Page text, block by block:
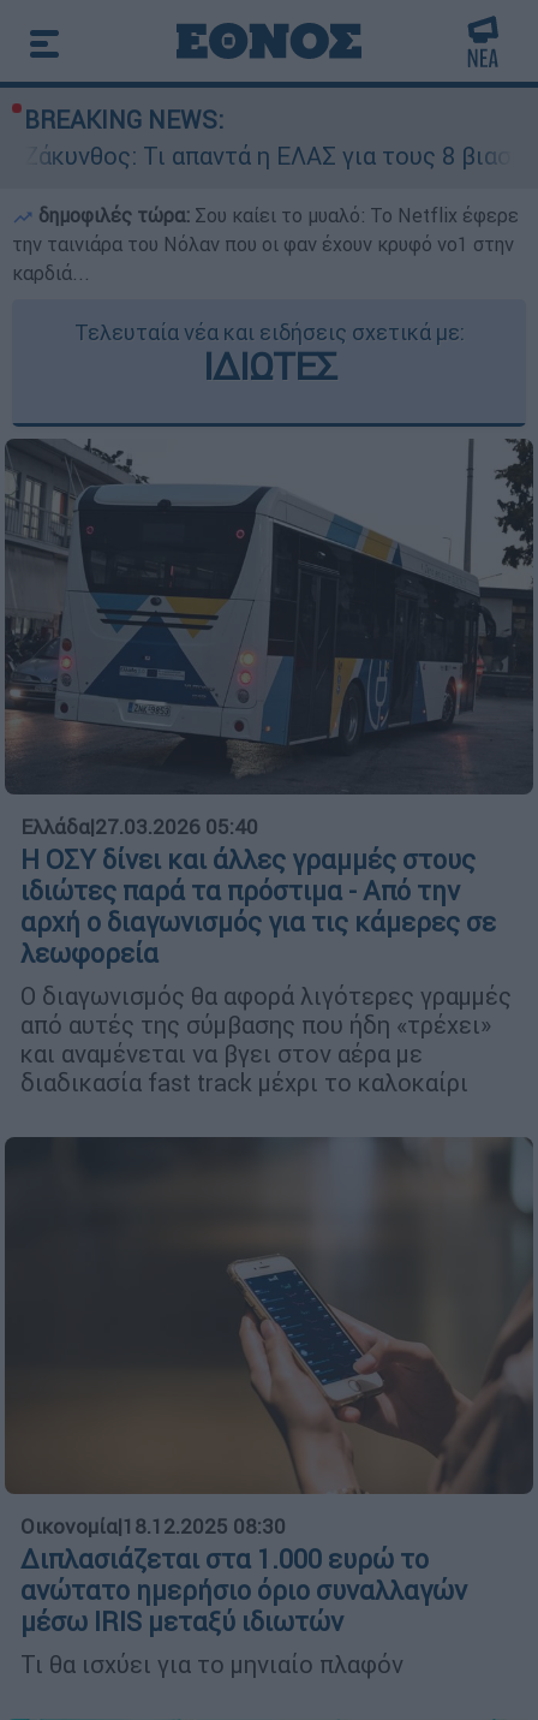
BREAKING NEWS:
απαντά η ΕΛΑΣ για τους 8 βιασμούς
δημοφιλές τώρα: Σου καίει το μυαλό: Το Netflix έφερε
την ταινιάρα του Νόλαν που οι φαν έχουν κρυφό νο1 στην
καρδιά...
Τελευταία νέα και ειδήσεις σχετικά με:
ΙΔΙΩΤΕΣ
Ελλάδα|27.03.2026 05:40
Η ΟΣΥ δίνει και άλλες γραμμές στους
ιδιώτες παρά τα πρόστιμα - Από την
αρχή ο διαγωνισμός για τις κάμερες σε
λεωφορεία
Ο διαγωνισμός θα αφορά λιγότερες γραμμές
από αυτές της σύμβασης που ήδη «τρέχει»
και αναμένεται να βγει στον αέρα με
διαδικασία fast track μέχρι το καλοκαίρι
Οικονομία|18.12.2025 08:30
Διπλασιάζεται στα 1.000 ευρώ το
ανώτατο ημερήσιο όριο συναλλαγών
μέσω IRIS μεταξύ ιδιωτών
Τι θα ισχύει για το μηνιαίο πλαφόν